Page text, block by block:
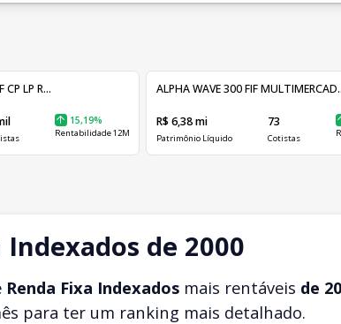
CP LP R...
15,19%
Rentabilidade 12M
ALPHA WAVE 300 FIF
R$ 6,38 mi
Patrimônio Líquido
73
Cotistas
de 2000
Renda Fixa Indexados mais rentáveis de
para ter um ranking mais detalhado.